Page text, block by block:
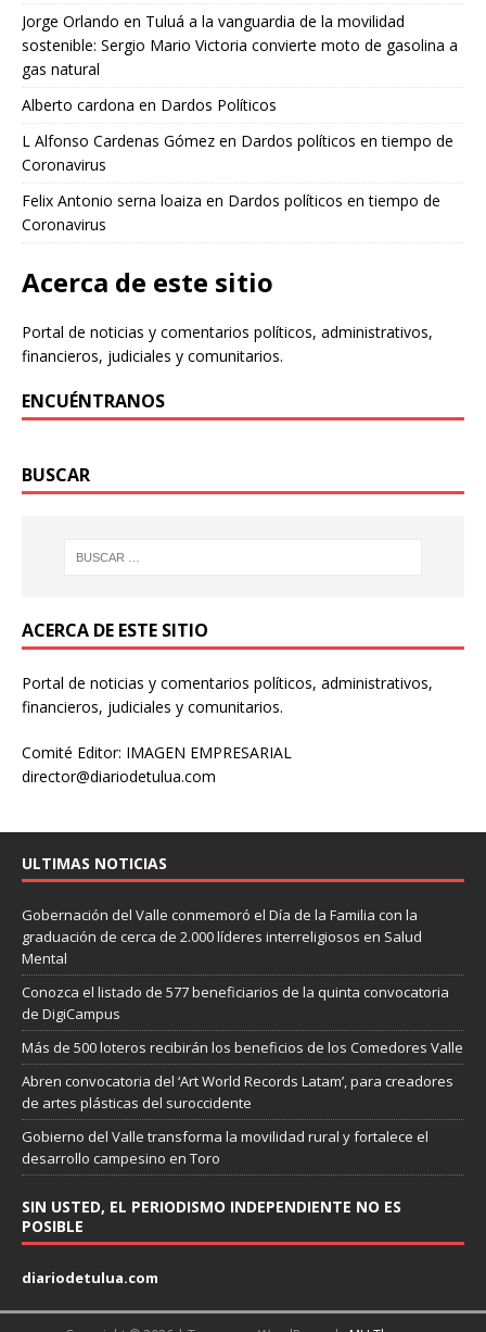
Jorge Orlando en Tuluá a la vanguardia de la movilidad
sostenible: Sergio Mario Victoria convierte moto de gasolina a
gas natural
Alberto cardona en Dardos Políticos
L Alfonso Cardenas Gómez en Dardos políticos en tiempo de
Coronavirus
Felix Antonio serna loaiza en Dardos políticos en tiempo de
Coronavirus
Acerca de este sitio
Portal de noticias y comentarios políticos, administrativos,
financieros, judiciales y comunitarios.
ENCUÉNTRANOS
BUSCAR
ACERCA DE ESTE SITIO
Portal de noticias y comentarios políticos, administrativos,
financieros, judiciales y comunitarios.
Comité Editor: IMAGEN EMPRESARIAL
director@diariodetulua.com
ULTIMAS NOTICIAS
Gobernación del Valle conmemoró el Día de la Familia con la
graduación de cerca de 2.000 líderes interreligiosos en Salud
Mental
Conozca el listado de 577 beneficiarios de la quinta convocatoria
de DigiCampus
Más de 500 loteros recibirán los beneficios de los Comedores Valle
Abren convocatoria del ‘Art World Records Latam’, para creadores
de artes plásticas del suroccidente
Gobierno del Valle transforma la movilidad rural y fortalece el
desarrollo campesino en Toro
SIN USTED, EL PERIODISMO INDEPENDIENTE NO ES
POSIBLE
diariodetulua.com